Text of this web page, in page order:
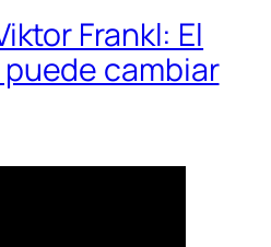
Frankl: El
cambiar